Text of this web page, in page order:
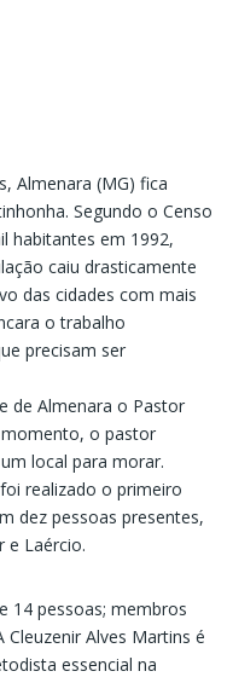
Almenara (MG) fica
Segundo o Censo
habitantes em 1992,
caiu drasticamente
das cidades com mais
o trabalho
precisam ser
de Almenara o Pastor
momento, o pastor
local para morar.
realizado o primeiro
dez pessoas presentes,
e Laércio.
14 pessoas; membros
Alves Martins é
essencial na